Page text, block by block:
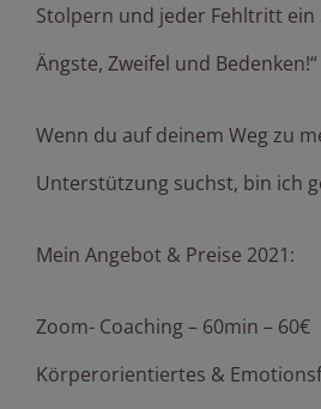
Stolpern und jeder Fehltritt ein
Ängste, Zweifel und Bedenken!“
Wenn du auf deinem Weg zu
Unterstützung suchst, bin ich
Mein Angebot & Preise 2021:
Zoom- Coaching – 60min – 60€
Körperorientiertes &